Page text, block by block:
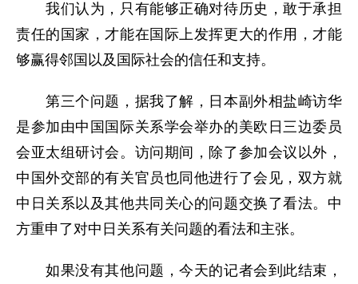
我们认为，只有能够正确对待历史，敢于承担
责任的国家，才能在国际上发挥更大的作用，才能
够赢得邻国以及国际社会的信任和支持。
第三个问题，据我了解，日本副外相盐崎访华
是参加由中国国际关系学会举办的美欧日三边委员
会亚太组研讨会。访问期间，除了参加会议以外，
中国外交部的有关官员也同他进行了会见，双方就
中日关系以及其他共同关心的问题交换了看法。中
方重申了对中日关系有关问题的看法和主张。
如果没有其他问题，今天的记者会到此结束，